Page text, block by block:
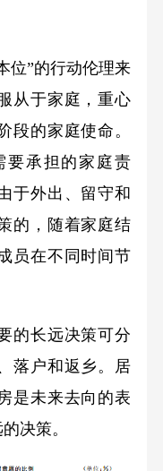
”的行动伦理来
从于家庭，重心
段的家庭使命。
要承担的家庭责
于外出、留守和
的，随着家庭结
员在不同时间节
长远决策可分
落户和返乡。居
是未来去向的表
决策。